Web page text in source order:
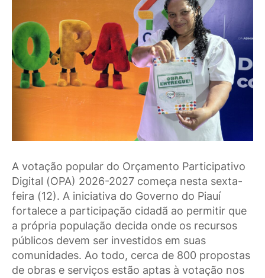
A votação popular do Orçamento Participativo
Digital (OPA) 2026-2027 começa nesta sexta-
feira (12). A iniciativa do Governo do Piauí
fortalece a participação cidadã ao permitir que
a própria população decida onde os recursos
públicos devem ser investidos em suas
comunidades. Ao todo, cerca de 800 propostas
de obras e serviços estão aptas à votação nos